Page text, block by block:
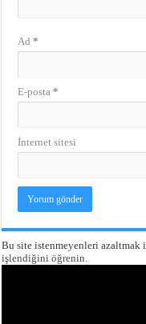
Ad*
E-posta*
İnternet sitesi
Bu site istenmeyenleri
işlendiğini öğrenin.